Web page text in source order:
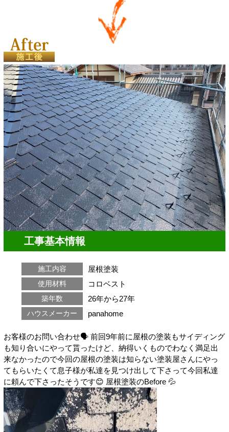
工事基本情報
施工内容 屋根塗装
使用材料 コロベスト
築年数 26年から27年
ハウスメーカー panahome
お客様のお問い合わせ🗣 前回9年前に屋根の塗装もサイディング
も知り合いにやって貰ったけど、納得いくものでわなく満足出
来なかったので今回の屋根の塗装は知らない塗装屋さんにやっ
てもらいたくて息子様が私達を見つけ出して下さって今回私達
に頼んで下さったそうです😊 屋根塗装のBefore 💦